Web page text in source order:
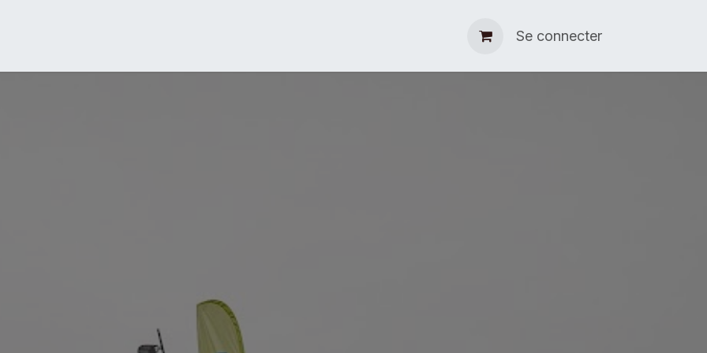
Devenir bénévoles Se connecter